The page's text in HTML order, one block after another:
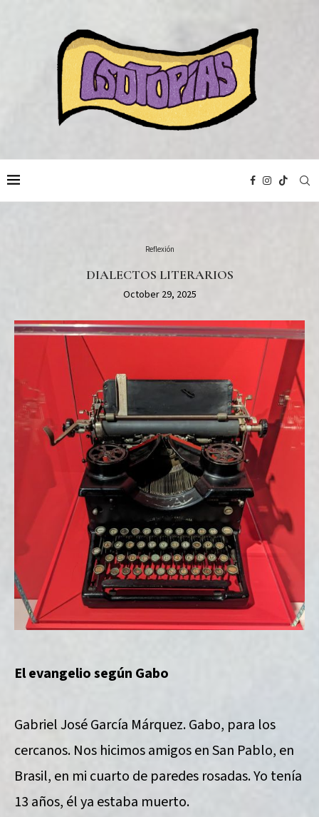
Reflexión
DIALECTOS LITERARIOS
October 29, 2025
El evangelio según Gabo
Gabriel José García Márquez. Gabo, para los
cercanos. Nos hicimos amigos en San Pablo, en
Brasil, en mi cuarto de paredes rosadas. Yo tenía
13 años, él ya estaba muerto.